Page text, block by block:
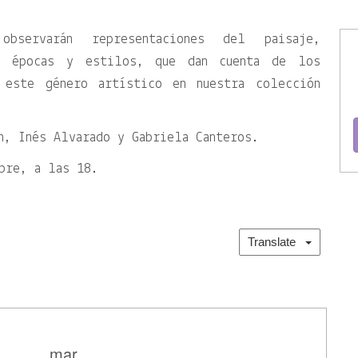
representaciones del paisaje,
épocas y estilos, que dan cuenta de los
este género artístico en nuestra colección
Inés Alvarado y Gabriela Canteros.
a las 18.
Translate